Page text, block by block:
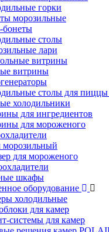
горки
морозильные
бонеты
столы
лари
витрины
витрины
столы для пиццы
холодильники
для ингредиентов
для мороженого
морозильный
для мороженого
шкафы
оборудование
холодильные
для камер
системы для камер